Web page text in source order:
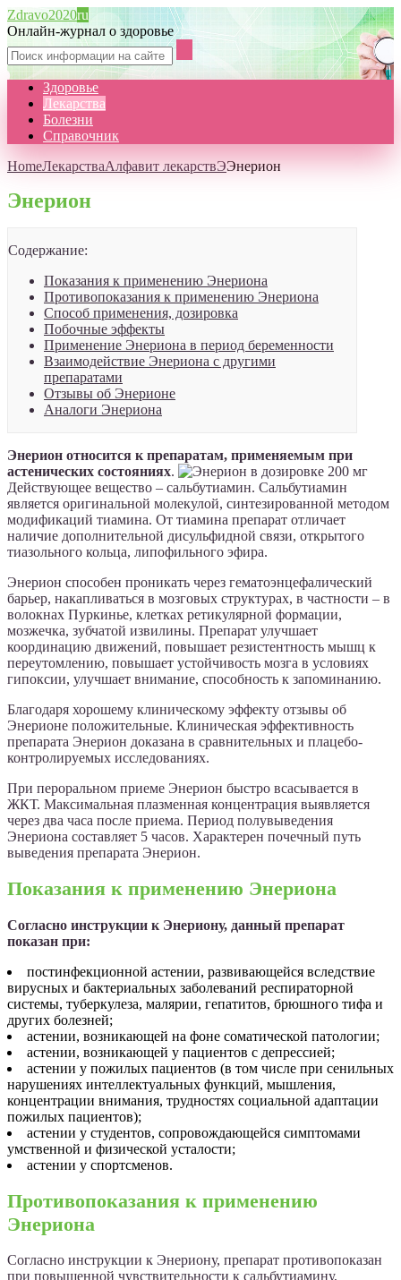
Zdravo2020ru
Онлайн-журнал о здоровье
Здоровье
Лекарства
Болезни
Справочник
HomeЛекарстваАлфавит лекарствЭЭнерион
Энерион
Содержание:
Показания к применению Энериона
Противопоказания к применению Энериона
Способ применения, дозировка
Побочные эффекты
Применение Энериона в период беременности
Взаимодействие Энериона с другими
препаратами
Отзывы об Энерионе
Аналоги Энериона
Энерион относится к препаратам, применяемым при
астенических состояниях.
Действующее вещество – сальбутиамин. Сальбутиамин
является оригинальной молекулой, синтезированной методом
модификаций тиамина. От тиамина препарат отличает
наличие дополнительной дисульфидной связи, открытого
тиазольного кольца, липофильного эфира.
Энерион способен проникать через гематоэнцефалический
барьер, накапливаться в мозговых структурах, в частности – в
волокнах Пуркинье, клетках ретикулярной формации,
мозжечка, зубчатой извилины. Препарат улучшает
координацию движений, повышает резистентность мышц к
переутомлению, повышает устойчивость мозга в условиях
гипоксии, улучшает внимание, способность к запоминанию.
Благодаря хорошему клиническому эффекту отзывы об
Энерионе положительные. Клиническая эффективность
препарата Энерион доказана в сравнительных и плацебо-
контролируемых исследованиях.
При пероральном приеме Энерион быстро всасывается в
ЖКТ. Максимальная плазменная концентрация выявляется
через два часа после приема. Период полувыведения
Энериона составляет 5 часов. Характерен почечный путь
выведения препарата Энерион.
Показания к применению Энериона
Согласно инструкции к Энериону, данный препарат
показан при:
постинфекционной астении, развивающейся вследствие
вирусных и бактериальных заболеваний респираторной
системы, туберкулеза, малярии, гепатитов, брюшного тифа и
других болезней;
астении, возникающей на фоне соматической патологии;
астении, возникающей у пациентов с депрессией;
астении у пожилых пациентов (в том числе при сенильных
нарушениях интеллектуальных функций, мышления,
концентрации внимания, трудностях социальной адаптации
пожилых пациентов);
астении у студентов, сопровождающейся симптомами
умственной и физической усталости;
астении у спортсменов.
Противопоказания к применению
Энериона
Согласно инструкции к Энериону, препарат противопоказан
при повышенной чувствительности к сальбутиамину,